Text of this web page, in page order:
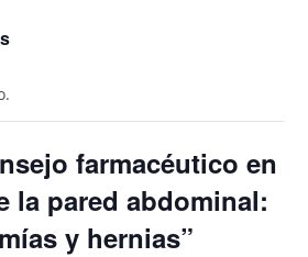
farmacéutico en
la pared abdominal:
y hernias”